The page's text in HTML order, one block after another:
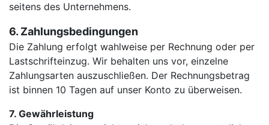
seitens des Unternehmens.
6. Zahlungsbedingungen
Die Zahlung erfolgt wahlweise per Rechnung oder per
Lastschrifteinzug. Wir behalten uns vor, einzelne
Zahlungsarten auszuschließen. Der Rechnungsbetrag
ist binnen 10 Tagen auf unser Konto zu überweisen.
7. Gewährleistung